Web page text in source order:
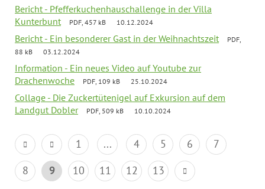
Bericht - Pfefferkuchenhauschallenge in der Villa
Kunterbunt
PDF, 457 kB 10.12.2024
Bericht - Ein besonderer Gast in der Weihnachtszeit
PDF,
88 kB
03.12.2024
Information - Ein neues Video auf Youtube zur
Drachenwoche
PDF, 109 kB 25.10.2024
Collage - Die Zuckertütenigel auf Exkursion auf dem
Landgut Dobler
PDF, 509 kB 10.10.2024
1 ... 4 5 6
7
8
9 10 11 12 13